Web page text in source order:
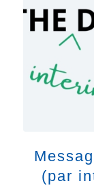
(par